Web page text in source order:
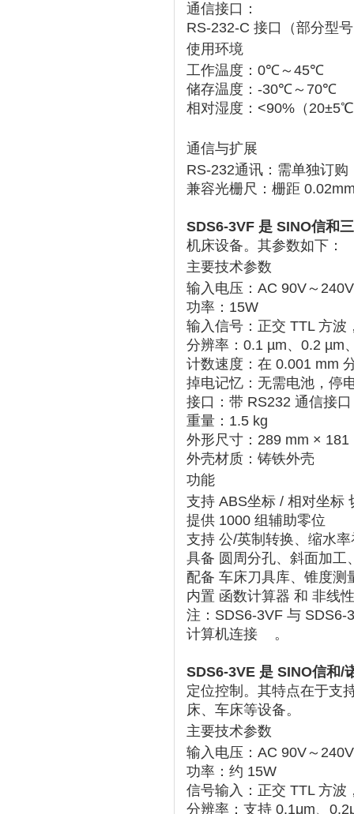
通信接口 ‌：
RS-232-C 接口
（部分型
使用环境
工作温度 ‌：‌ 0℃～45℃
储存温度 ‌：‌ -30℃～70℃
相对湿度 ‌：‌ <90%（
通信与扩展
RS-232通讯 ‌：‌ 需单独订购
兼容光栅尺 ‌：栅距 ‌
SDS6-3VF 是 SINO信和
机床设备。其参数如下：
主要技术参数
输入电压 ：AC 90V～
功率 ‌：15W
输入信号 ：正交 TTL 方
分辨率 ：0.1 µm、0.2
计数速度 ：在 0.001 mm
掉电记忆 ：无需电池，停
接口 ‌：‌ 带 RS232 通信接口
重量 ‌：1.5 kg
外形尺寸 ：289 mm ×
外壳材质 ‌：铸铁外壳
功能
支持 ‌ ABS坐标 / 相对坐标
提供 ‌ 1000 组辅助零位
支持 ‌ 公/英制转换‌、‌ 缩水率
具备 ‌ 圆周分孔、斜面加
配备 ‌ 车床刀具库、锥度测
内置 ‌ 函数计算器 ‌ 和 ‌ 非线
注：SDS6-3VF 与 SDS6-
计算机连接 ‌‌
。
SDS6-3VE 是 SINO信和/
定位控制。其特点在于支
床、车床等设备。
主要技术参数
输入电压 ‌：AC 90V～240V
功率 ‌：约 15W
信号输入 ：正交 TTL 方
分辨率 ：支持 0.1μm、